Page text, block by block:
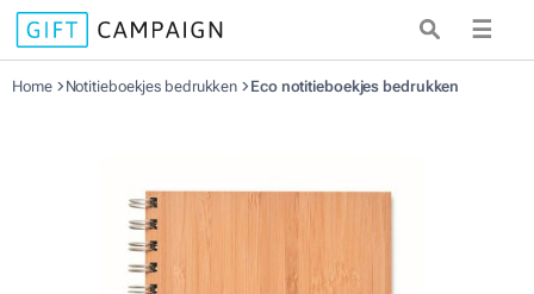
☰
Home Notitieboekjes bedrukken Eco notitieboekjes bedrukken